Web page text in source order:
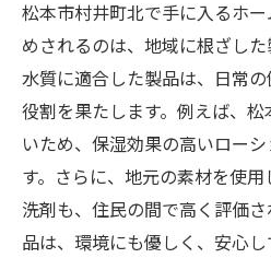
ンアイテム
毎日の生活を快適に
家族全員が使えるホ
効率を高めるホーム
生活の質を向上させ
松本市村井町北のホーム
チェック
松本市村井町北で手に入るホ
めされるのは、地域に根ざし
水質に適合した製品は、日常
役割を果たします。例えば、
いため、保湿効果の高いロー
す。さらに、地元の素材を使
洗剤も、住民の間で高く評価
品は、環境にも優しく、安心